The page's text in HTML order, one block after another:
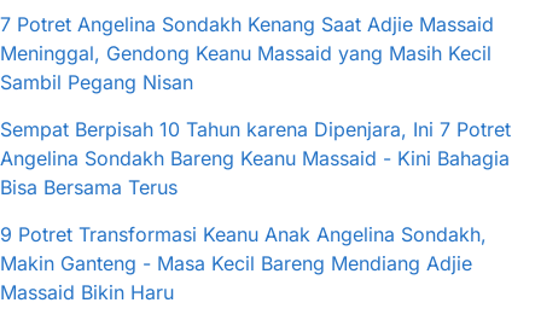
7 Potret Angelina Sondakh Kenang Saat Adjie Massaid
Meninggal, Gendong Keanu Massaid yang Masih Kecil
Sambil Pegang Nisan
Sempat Berpisah 10 Tahun karena Dipenjara, Ini 7 Potret
Angelina Sondakh Bareng Keanu Massaid - Kini Bahagia
Bisa Bersama Terus
9 Potret Transformasi Keanu Anak Angelina Sondakh,
Makin Ganteng - Masa Kecil Bareng Mendiang Adjie
Massaid Bikin Haru